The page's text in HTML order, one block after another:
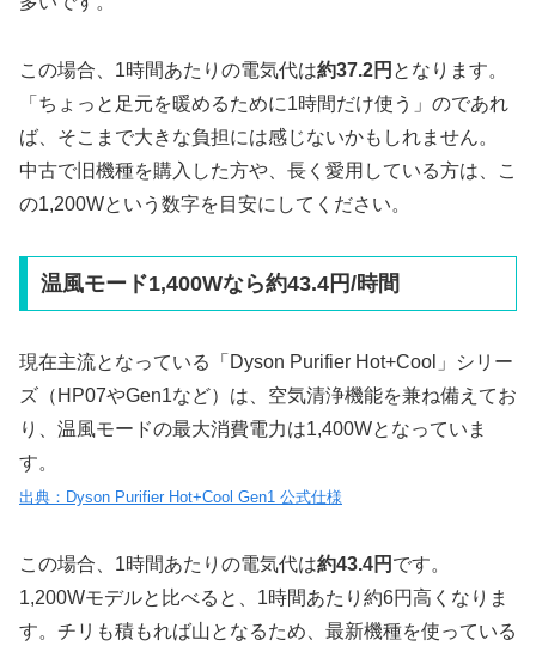
この場合、1時間あたりの電気代は約37.2円 となります。
「ちょっと足元を暖めるために1時間だけ使う」のであれ
ば、そこまで大きな負担には感じないかもしれません。
中古で旧機種を購入した方や、長く愛用している方は、こ
の1,200Wという数字を目安にしてください。
温風モード1,400Wなら約43.4円/時間
現在主流となっている「Dyson Purifier Hot+Cool」シリー
ズ（HP07やGen1など）は、空気清浄機能を兼ね備えてお
り、温風モードの最大消費電力は1,400Wとなっていま
す。
出典：Dyson Purifier Hot+Cool Gen1 公式仕様
この場合、1時間あたりの電気代は約43.4円 です。
1,200Wモデルと比べると、1時間あたり約6円高くなりま
す。チリも積もれば山となるため、最新機種を使っている